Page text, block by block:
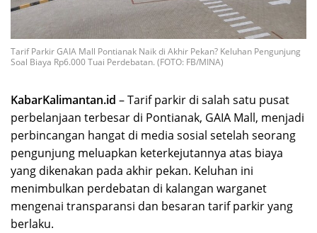
Tarif Parkir GAIA Mall Pontianak Naik di Akhir Pekan? Keluhan Pengunjung
Soal Biaya Rp6.000 Tuai Perdebatan. (FOTO: FB/MINA)
KabarKalimantan.id – Tarif parkir di salah satu pusat
perbelanjaan terbesar di Pontianak, GAIA Mall, menjadi
perbincangan hangat di media sosial setelah seorang
pengunjung meluapkan keterkejutannya atas biaya
yang dikenakan pada akhir pekan. Keluhan ini
menimbulkan perdebatan di kalangan warganet
mengenai transparansi dan besaran tarif parkir yang
berlaku.